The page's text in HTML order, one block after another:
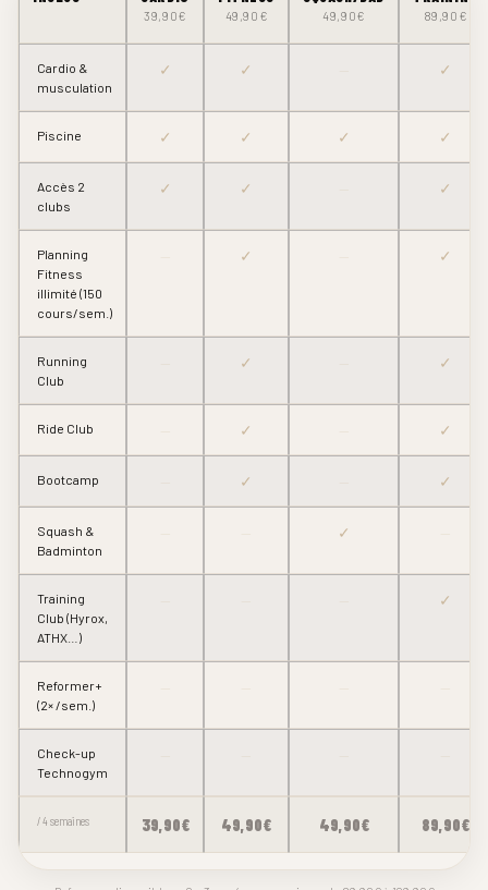
39,90€ 49,90€ 49,90€ 89,90€
Cardio &
musculation
✓ ✓ ✓
Piscine ✓ ✓ ✓ ✓
Accès 2
clubs
✓ ✓ ✓
Planning
Fitness
illimité (150
cours/sem.)
✓ ✓
Running
Club
✓ ✓
Ride Club ✓ ✓
Bootcamp ✓ ✓
Squash &
Badminton
✓
Training
Club (Hyrox,
ATHX…)
✓
Reformer+
(2× /sem.)
Check-up
Technogym
/ 4 semaines 39,90€ 49,90€ 49,90€ 89,90€